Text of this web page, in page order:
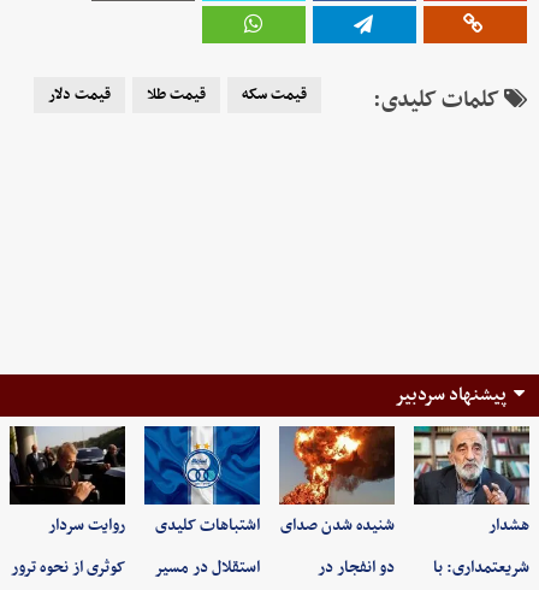
کلمات کلیدی: قیمت سکه قیمت طلا قیمت دلار
پیشنهاد سردبیر
هشدار
شریعتمداری: با
شنیده شدن صدای
دو انفجار در
اشتباهات کلیدی
استقلال در مسیر
روایت سردار
کوثری از نحوه ترور